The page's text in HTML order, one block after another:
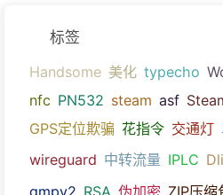
标签
Handsome 美化 typecho
nfc PN532 steam asf
GPS定位欺骗 花指令 交通灯
wireguard 中转流量 IPLC
gmpy2 RSA 伪加密 ZIP压缩